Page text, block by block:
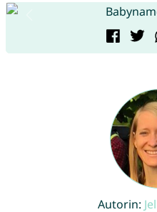
Autorin: